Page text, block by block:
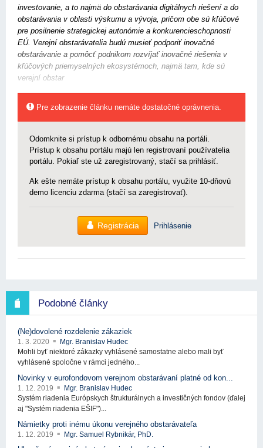
investovanie, a to najmä do obstarávania digitálnych riešení a do
obstarávania v oblasti výskumu a vývoja, pričom obe sú kľúčové
pre posilnenie strategickej autonómie a konkurencieschopnosti
EÚ. Verejní obstarávatelia budú musieť podporiť inovačné
obstarávanie a pomôcť podnikom rozvíjať inovačné riešenia v
kľúčových priemyselných ekosystémoch, najmä tam, kde sú
verejní obstar
Pre zobrazenie článku nemáte dostatočné oprávnenia.
Odomknite si prístup k odbornému obsahu na portáli.
Prístup k obsahu portálu majú len registrovaní používatelia
portálu. Pokiaľ ste už zaregistrovaný, stačí sa prihlásiť.
Ak ešte nemáte prístup k obsahu portálu, využite 10-dňovú
demo licenciu zdarma (stačí sa zaregistrovať).
Registrácia Prihlásenie
Podobné články
(Ne)dovolené rozdelenie zákaziek
1. 3. 2020
Mgr. Branislav Hudec
Mohli byť niektoré zákazky vyhlásené samostatne alebo mali byť
vyhlásené spoločne v rámci jedného...
Novinky v eurofondovom verejnom obstarávaní platné od kon...
1. 12. 2019
Mgr. Branislav Hudec
Systém riadenia Európskych štrukturálnych a investičných fondov (ďalej
aj "Systém riadenia EŠIF")...
Námietky proti inému úkonu verejného obstarávateľa
1. 12. 2019 Mgr. Samuel Rybnikár, PhD.